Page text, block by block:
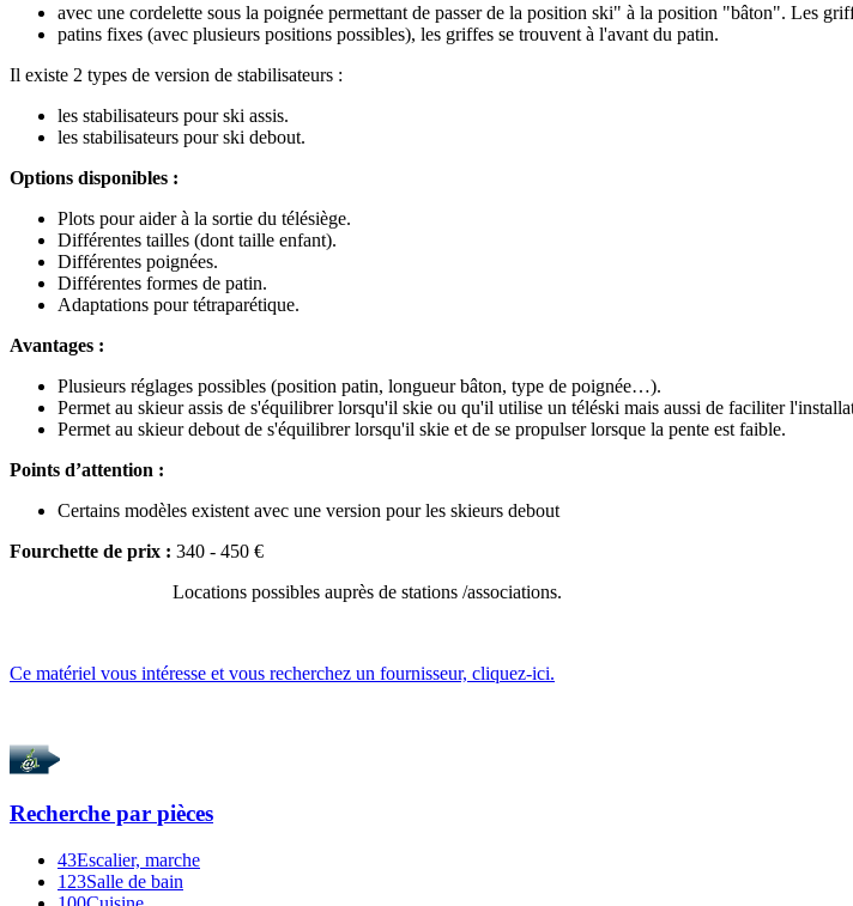
avec une cordelette sous la poignée permettant de passer de la position ski" à la position "bâton". Les
patins fixes (avec plusieurs positions possibles), les griffes se trouvent à l'avant du patin.
Il existe 2 types de version de stabilisateurs :
les stabilisateurs pour ski assis.
les stabilisateurs pour ski debout.
Options disponibles :
Plots pour aider à la sortie du télésiège.
Différentes tailles (dont taille enfant).
Différentes poignées.
Différentes formes de patin.
Adaptations pourtétraparétique.
Avantages :
Plusieurs réglages possibles (position patin, longueur bâton, type de poignée…).
Permet au skieur assis de s'équilibrer lorsqu'il skie ou qu'il utilise un téléski mais aussi de faciliter
Permet au skieur debout de s'équilibrer lorsqu'il skie et de se propulser lorsque la pente est faible.
Points d’attention :
Certains modèles existent avec une version pour les skieurs debout
Fourchette de prix : 340 - 450 €
Locations possibles auprès de stations /associations.
Ce matériel vous intéresse et vous recherchez un fournisseur, cliquez-ici.
Recherche par pièces
43Escalier, marche
123Salle de bain